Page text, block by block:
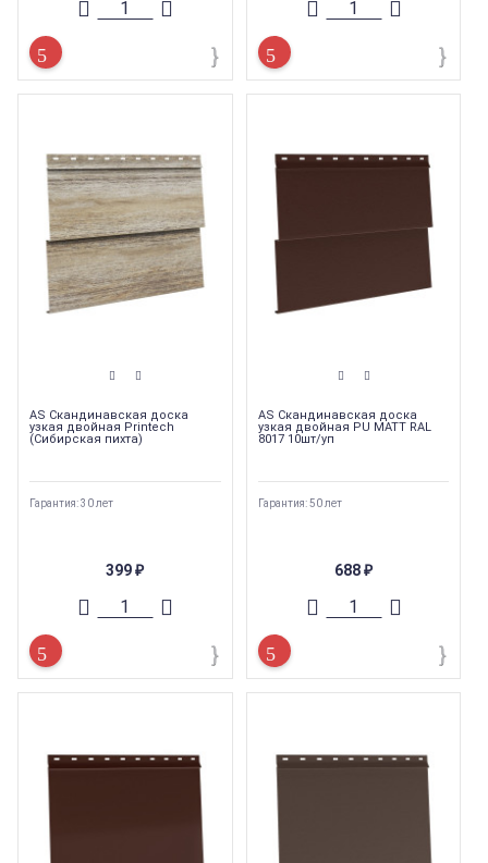
AS Скандинавская доска
узкая двойная Printech
(Сибирская пихта)
Гарантия: 30 лет
399₽
AS Скандинавская доска
узкая двойная PU MATT RAL
8017 10шт/уп
Гарантия: 50 лет
688₽